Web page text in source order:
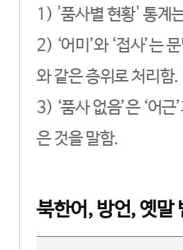
1) '품사별 현황' 통계
2) ‘어미’와 ‘접사’는
와 같은 층위로 처리함.
3) ‘품사 없음’은 ‘어
은 것을 말함.
북한어, 방언, 옛말